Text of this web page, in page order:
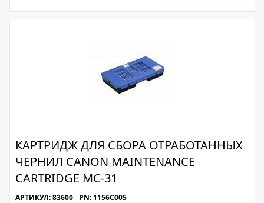
КАРТРИДЖ ДЛЯ СБОРА ОТРАБОТАННЫХ
ЧЕРНИЛ CANON MAINTENANCE
CARTRIDGE MC-31
АРТИКУЛ: 83600 PN: 1156C005